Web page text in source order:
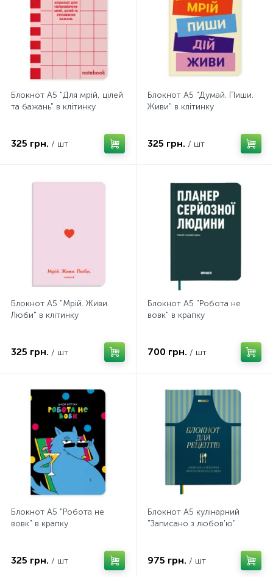
Блокнот А5 "Для мрій, цілей
та бажань" в клітинку
325 грн. / шт
Блокнот А5 "Думай. Пиши.
Живи" в клітинку
325 грн. / шт
Блокнот А5 "Мрій. Живи.
Люби" в клітинку
325 грн. / шт
Блокнот А5 "Робота не
вовк" в крапку
700 грн. / шт
Блокнот А5 "Робота не
вовк" в крапку
325 грн. / шт
Блокнот А5 кулінарний
"Записано з любов'ю"
975 грн. / шт